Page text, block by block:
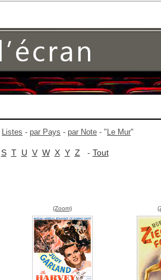
Listes - par Pays - par Note - " Le Mur"
S T U V W X Y Z - Tout
(Zoom)